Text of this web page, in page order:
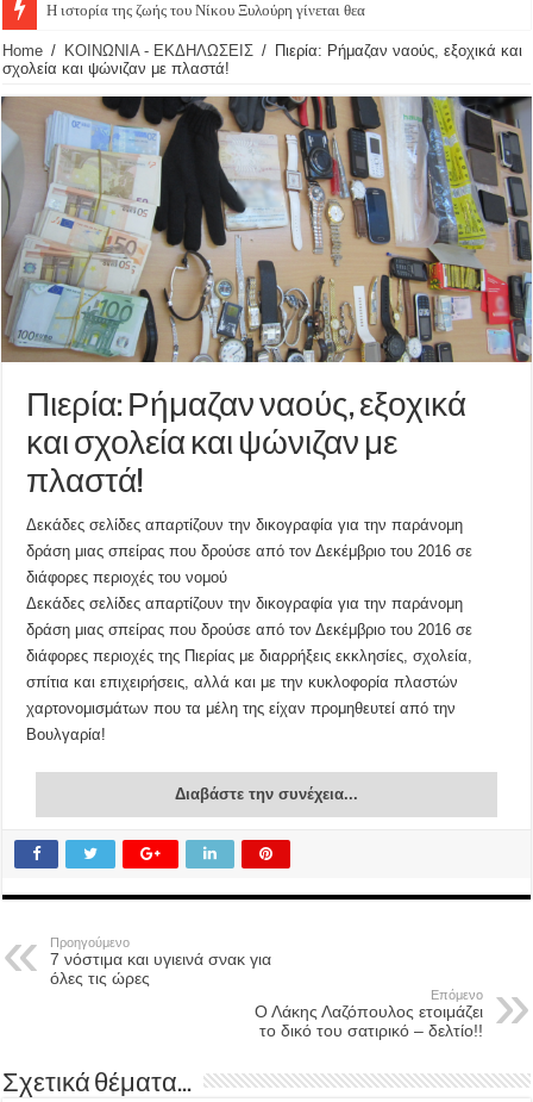
Η ιστορία της ζωής του Νίκου Ξυλούρη γίνεται θεατρική π
Home / ΚΟΙΝΩΝΙΑ - ΕΚΔΗΛΩΣΕΙΣ / Πιερία: Ρήμαζαν ναούς, εξοχικά και
σχολεία και ψώνιζαν με πλαστά!
Πιερία: Ρήμαζαν ναούς, εξοχικά
και σχολεία και ψώνιζαν με
πλαστά!
Δεκάδες σελίδες απαρτίζουν την δικογραφία για την παράνομη
δράση μιας σπείρας που δρούσε από τον Δεκέμβριο του 2016 σε
διάφορες περιοχές του νομού
Δεκάδες σελίδες απαρτίζουν την δικογραφία για την παράνομη
δράση μιας σπείρας που δρούσε από τον Δεκέμβριο του 2016 σε
διάφορες περιοχές της Πιερίας με διαρρήξεις εκκλησίες, σχολεία,
σπίτια και επιχειρήσεις, αλλά και με την κυκλοφορία πλαστών
χαρτονομισμάτων που τα μέλη της είχαν προμηθευτεί από την
Βουλγαρία!
Διαβάστε την συνέχεια...
Προηγούμενο
7 νόστιμα και υγιεινά σνακ για
όλες τις ώρες
Επόμενο
Ο Λάκης Λαζόπουλος ετοιμάζει
το δικό του σατιρικό – δελτίο!!
Σχετικά θέματα...